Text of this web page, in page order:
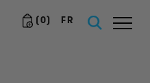
(0) FR